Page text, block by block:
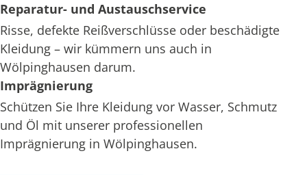
Reparatur- und Austauschservice
Risse, defekte Reißverschlüsse oder beschädigte
Kleidung – wir kümmern uns auch in
Wölpinghausen darum.
Imprägnierung
Schützen Sie Ihre Kleidung vor Wasser, Schmutz
und Öl mit unserer professionellen
Imprägnierung in Wölpinghausen.